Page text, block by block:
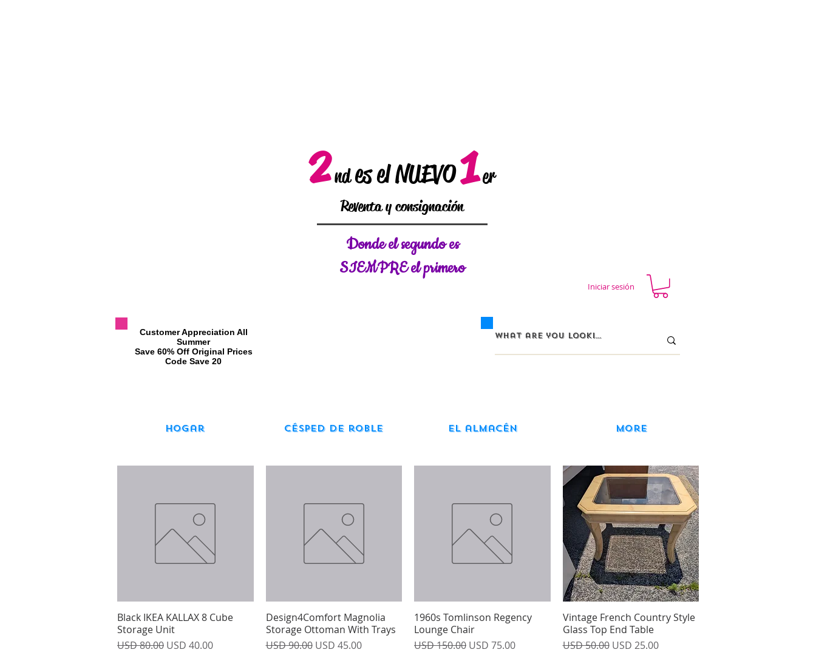
2 nd es el NUEVO1 er
Reventa y consignación
​Customer Appreciation All
Summer
​Save 60% Off Original Prices
​Code Save 20
Donde elsegundo es
SIEMPRE el primero
Iniciar sesión
Hogar Césped de roble El almacén More
Vista rápida
Black IKEA KALLAX 8 Cube
Storage Unit
Precio
USD 80.00 Precio de oferta
USD 40.00
Vista rápida
Design4Comfort Magnolia
Storage Ottoman With Trays
Precio
USD 90.00 Precio de oferta
USD 45.00
Vista rápida
1960s Tomlinson Regency
Lounge Chair
Precio
USD 150.00 Precio de oferta
USD 75.00
Vista rápida
Vintage French Country Style
Glass Top End Table
Precio
USD 50.00 Precio de oferta
USD 25.00